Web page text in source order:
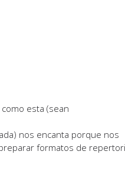
esta (sean
nos encanta porque nos
formatos de